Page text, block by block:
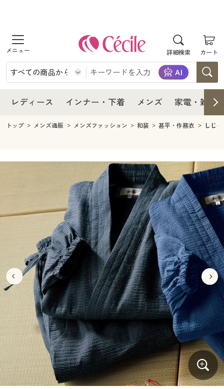
詳細検索 カート
商品を探す
レディース
レディースファッション
インナー・下着
インナー・下着通販すべて
ジュニア・ティーンズ下着
メンズ
メンズファッション
メンズ下着
キッチン・雑貨・日用品
寝具・インテリア・家具
寝具・インテリア・家具通販すべて
家具・収納
寝具・ベッド
カーテン・ラグ・ファブリック
美容・健康
美容・健康通販すべて
美容・健康・サプリメント
制服・スクール
制服・スクールすべて
制服・学生服
ジュニア・ティーンズ下着
大きいサイズ
大きいサイズ通販すべて
大きいサイズ レディース服
大きいサイズ レディース下着
大きいサイズ メンズ
バーゲン
バーゲンセール
シークレットセール
詳細検索
商品カテゴリ一覧
カタログ
レディース インナー・下着 メンズ 家電・雑貨
レディース
レディース通販すべて
レディースファッション
インナー・下着
インナー・下着通販すべて
ジュニア・ティーンズ下着
メンズ
キッチン・雑貨・日用品
寝具・インテリア・家具通販すべて
寝具・ベッド
カーテン・ラグ・ファブリック
美容・健康通販すべて
美容・健康・サプリメント
制服・スクール
制服・スクールすべて
制服・学生服
ジュニア・ティーンズ下着
大きいサイズ
大きいサイズ通販すべて
大きいサイズ レディース服
大きいサイズ レディース下着
大きいサイズ メンズ
大きいサイズ 事務・制服
バーゲン
バーゲンセール
シークレットセール
詳細検索
商品カテゴリ一覧
カタログ
カタログ・チラシからのご注文
トップ メンズ通販 メンズファッション 和装 甚平・作務衣 しじ